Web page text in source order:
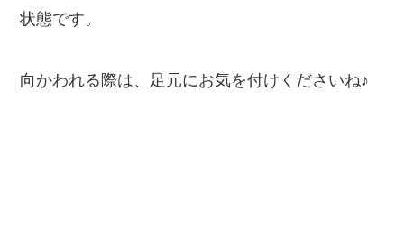
状態です。
向かわれる際は、足元にお気を付けくださいね♪